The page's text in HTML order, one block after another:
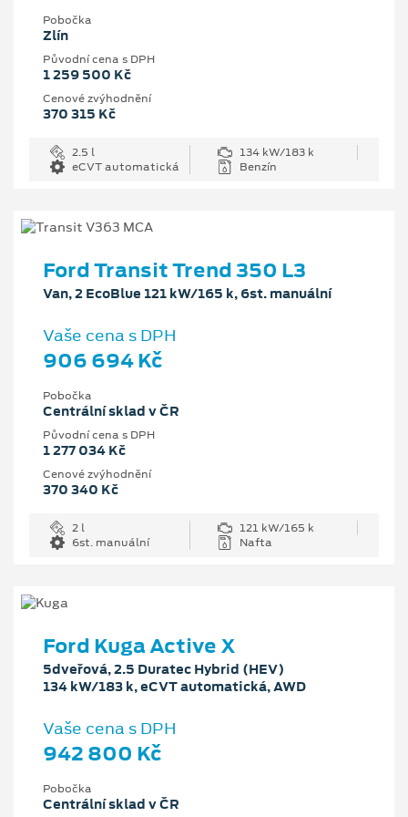
Pobočka
Zlín
Původní cena s DPH
1 259 500 Kč
Cenové zvýhodnění
370 315 Kč
2.5 l
134 kW/183 k
eCVT automatická
Benzín
Ford Transit Trend 350 L3
Van, 2 EcoBlue 121 kW/165 k, 6st. manuální
Vaše cena s DPH
906 694 Kč
Pobočka
Centrální sklad v ČR
Původní cena s DPH
1 277 034 Kč
Cenové zvýhodnění
370 340 Kč
2 l
121 kW/165 k
6st. manuální
Nafta
Ford Kuga Active X
5dveřová, 2.5 Duratec Hybrid (HEV)
134 kW/183 k, eCVT automatická, AWD
Vaše cena s DPH
942 800 Kč
Pobočka
Centrální sklad v ČR